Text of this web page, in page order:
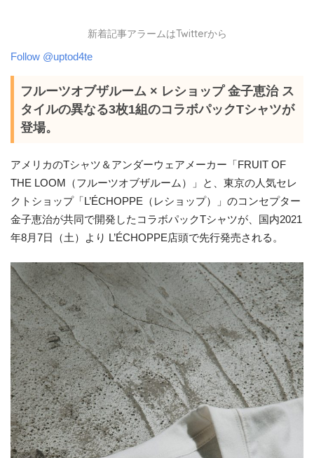
新着記事アラームはTwitterから
Follow @uptod4te
フルーツオブザルーム × レショップ 金子恵治 ス
タイルの異なる3枚1組のコラボパックTシャツが
登場。
アメリカのTシャツ＆アンダーウェアメーカー「FRUIT OF
THE LOOM（フルーツオブザルーム）」と、東京の人気セレ
クトショップ「L’ÉCHOPPE（レショップ）」のコンセプター
金子恵治が共同で開発したコラボパックTシャツが、国内2021
年8月7日（土）より L’ÉCHOPPE店頭で先行発売される。